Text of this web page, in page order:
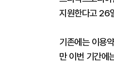
지원한다고 26
기존에는 이용
만 이번 기간에